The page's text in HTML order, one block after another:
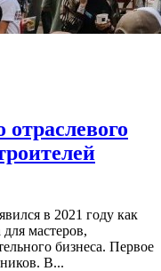
в 2021 году как
мастеров,
бизнеса. Первое
В...